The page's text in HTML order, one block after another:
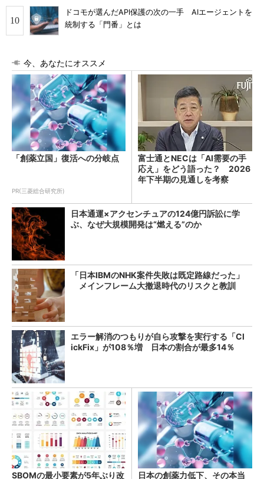
ドコモが選んだAPI保護の次の一手 AIエージェントを
統制する「門番」とは
今、あなたにオススメ
「創薬立国」復活への分岐点
PR(三菱総合研究所)
富士通とNECは「AI需要の手
応え」をどう語った？ 2026
年下半期の見通しを考察
日本通運×アクセンチュアの124億円訴訟に学
ぶ、なぜ大規模開発は“燃える”のか
「日本IBMのNHK案件失敗は既定路線だった」
メインフレーム大撤退時代のリスクと教訓
エラー解消のつもりが自ら攻撃を実行する「Cl
ickFix」が108％増 日本の割合が最多14％
SBOMの最小要素が5年ぶり改 日本の創薬力低下、その本当